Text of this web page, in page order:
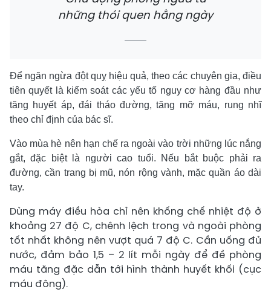
những thói quen hằng ngày
Để ngăn ngừa đột quỵ hiệu quả, theo các chuyên gia, điều
tiên quyết là kiểm soát các yếu tố nguy cơ hàng đầu như
tăng huyết áp, đái tháo đường, tăng mỡ máu, rung nhĩ
theo chỉ định của bác sĩ.
Vào mùa hè nên hạn chế ra ngoài vào trời những lúc nắng
gắt, đặc biệt là người cao tuổi. Nếu bắt buộc phải ra
đường, cần trang bị mũ, nón rộng vành, mặc quần áo dài
tay.
Dùng máy điều hòa chỉ nên khống chế nhiệt độ ở
khoảng 27 độ C, chênh lệch trong và ngoài phòng
tốt nhất không nên vượt quá 7 độ C. Cần uống đủ
nước, đảm bảo 1,5 – 2 lít mỗi ngày để đề phòng
máu tăng đặc dẫn tới hình thành huyết khối (cục
máu đông).